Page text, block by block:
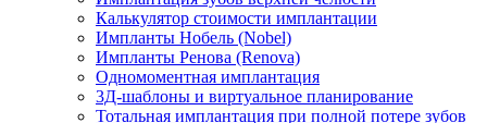
Калькулятор стоимости имплантации
Импланты Нобель (Nobel)
Импланты Ренова (Renova)
Одномоментная имплантация
3Д-шаблоны и виртуальное планирование
Тотальная имплантация при полной потере зубов